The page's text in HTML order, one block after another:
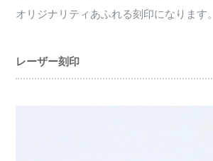
オリジナリティあふれる刻印になります。
レーザー刻印